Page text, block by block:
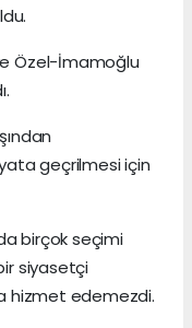
Özel-İmamoğlu
geçrilmesi için
birçok seçimi
siyasetçi
hizmet edemezdi.